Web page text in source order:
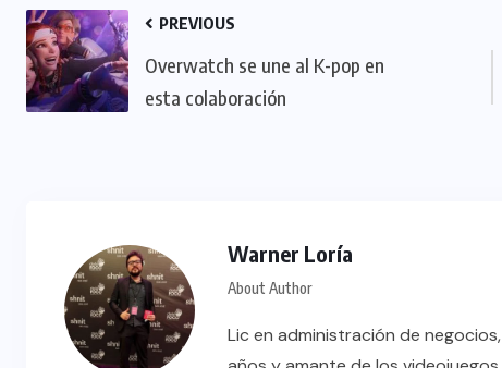
PREVIOUS
Overwatch se une al K-pop en
esta colaboración
Warner Loría
About Author
Lic en administración de